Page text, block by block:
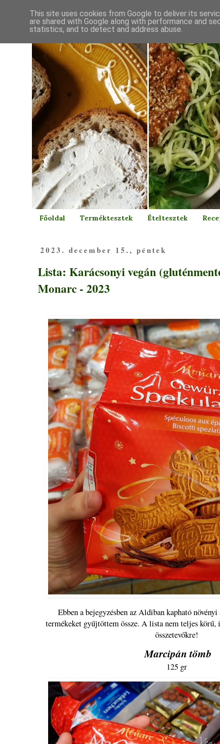
Főoldal Terméktesztek Ételtesztek
2023. december 15., péntek
Lista: Karácsonyi vegán
Monarc - 2023
Ebben a bejegyzésben az Aldiban kapható
termékeket gyűjtöttem össze. A lista nem teljes
összetevőkre!
Marcipán tömb
125 gr
This site uses cookies from Google to deliver its
are shared with Google along with performance and
statistics, and to detect and address abuse.